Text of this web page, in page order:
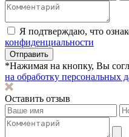
Я подтверждаю, что
конфиденциальности
Отправить
*Нажимая на кнопку, Вы
на обработку персональных
Оставить отзыв